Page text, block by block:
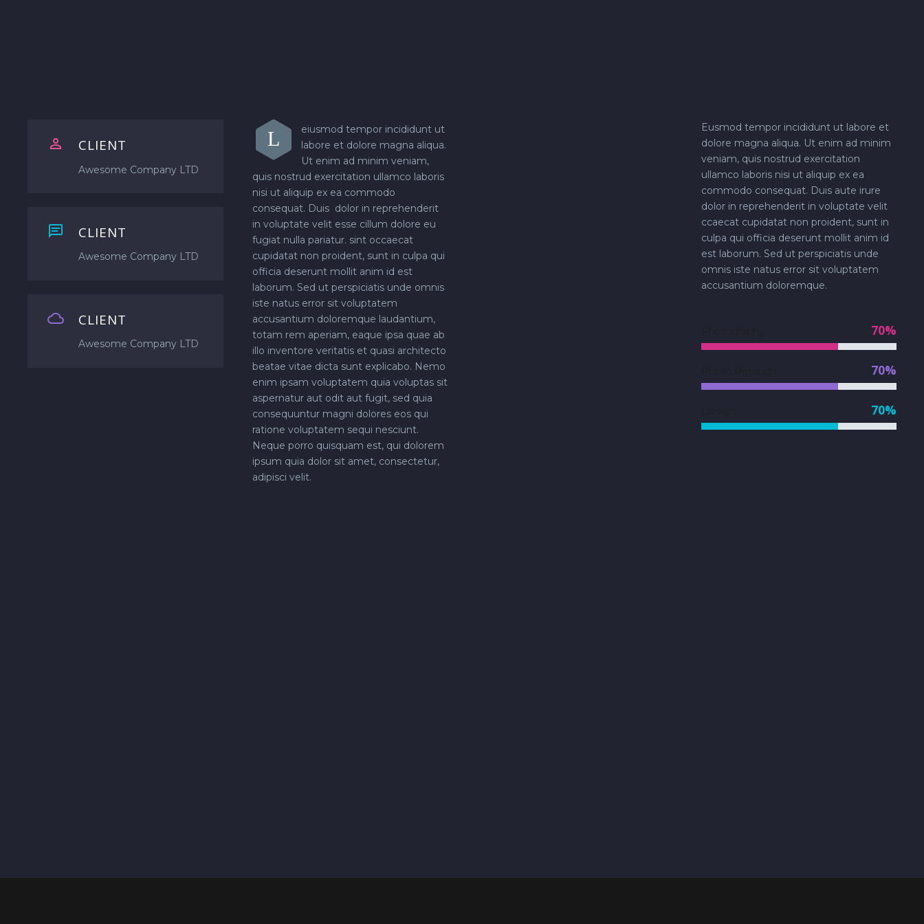

 CLIENT
Awesome Company LTD

 CLIENT
Awesome Company LTD

 CLIENT
Awesome Company LTD
L
eiusmod tempor incididunt ut
labore et dolore magna aliqua.
Ut enim ad minim veniam,
quis nostrud exercitation ullamco laboris
nisi ut aliquip ex ea commodo
consequat. Duis dolor in reprehenderit
in voluptate velit esse cillum dolore eu
fugiat nulla pariatur. sint occaecat
cupidatat non proident, sunt in culpa qui
officia deserunt mollit anim id est
laborum. Sed ut perspiciatis unde omnis
iste natus error sit voluptatem
accusantium doloremque laudantium,
totam rem aperiam, eaque ipsa quae ab
illo inventore veritatis et quasi architecto
beatae vitae dicta sunt explicabo. Nemo
enim ipsam voluptatem quia voluptas sit
aspernatur aut odit aut fugit, sed quia
consequuntur magni dolores eos qui
ratione voluptatem sequi nesciunt.
Neque porro quisquam est, qui dolorem
ipsum quia dolor sit amet, consectetur,
adipisci velit.
Eusmod tempor incididunt ut labore et
dolore magna aliqua. Ut enim ad minim
veniam, quis nostrud exercitation
ullamco laboris nisi ut aliquip ex ea
commodo consequat. Duis aute irure
dolor in reprehenderit in voluptate velit
ccaecat cupidatat non proident, sunt in
culpa qui officia deserunt mollit anim id
est laborum. Sed ut perspiciatis unde
omnis iste natus error sit voluptatem
accusantium doloremque.
70%
70%
70%